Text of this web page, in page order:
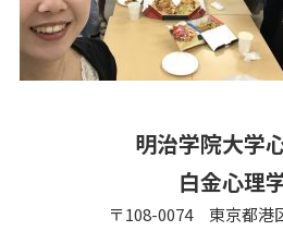
明治学院大学
白金心理
〒108-0074 東京都港